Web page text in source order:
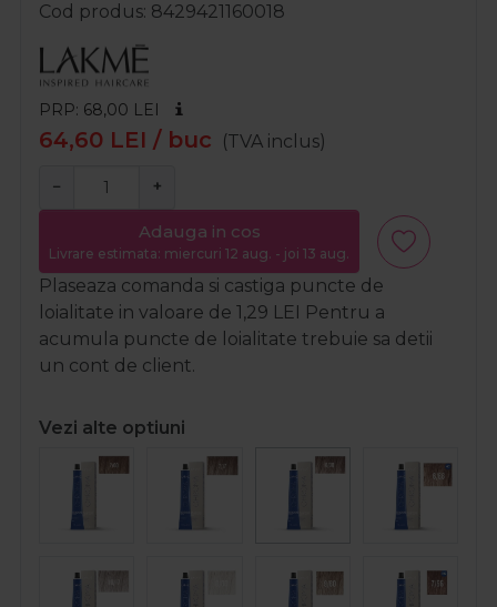
Cod produs 8429421160018
PRP: 68,00 LEI
64,60 LEI / buc (TVA inclus)
− +
Adauga in cos
Livrare estimata: miercuri 12 aug. - joi 13 aug.
Plaseaza comanda si castiga puncte de
loialitate in valoare de 1,29 LEI Pentru a
acumula puncte de loialitate trebuie sa detii
un cont de client.
Vezi alte optiuni